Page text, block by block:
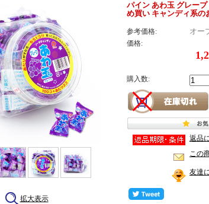
拡大表示
パイン あわ玉 グレー
め買い キャンディ系の
参考価格: オー
価格:
購入数:
返品
この
友達